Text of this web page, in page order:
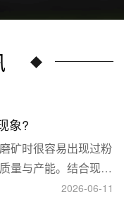
象?
矿时很容易出现过粉
量与产能。结合现场
行参数、配套设备多
2026-06-11